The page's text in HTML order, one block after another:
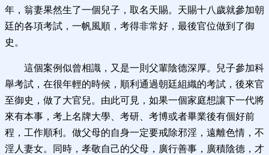
年，翁妻果然生了一個兒子，取名天賜。天賜十八歲就參加朝
廷的各項考試，一帆風順，考得非常好，最後官位做到了御
史。
這個案例似曾相識，又是一則父輩陰德深厚。兒子參加科
舉考試，在很年輕的時候，順利通過朝廷組織的考試，後來官
至御史，做了大官兒。由此可見，如果一個家庭想讓下一代將
來有本事，考上名牌大學、考研、考博或者畢業後有個好前
程，工作順利。做父母的自身一定要戒除邪淫，遠離色情，不
淫人妻女。同時，孝敬自己的父母，廣行善事，廣積陰德，才